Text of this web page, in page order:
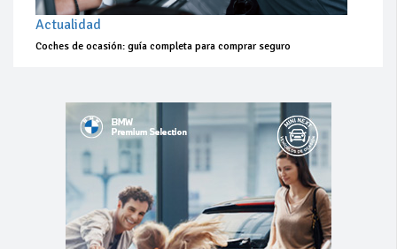
Actualidad
Coches de ocasión: guía completa para comprar seguro